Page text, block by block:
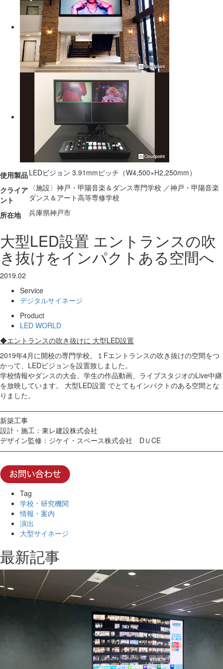
使用製品LEDビジョン 3.91mmピッチ（W4,500×H2,250mm）
クライア
ント
〈施設〉神戸・甲陽音楽＆ダンス専門学校 ／神戸・甲陽音楽
ダンス＆アート高等専修学校
所在地
兵庫県神戸市
大型LED設置 エントランスの吹
き抜けをインパクトある空間へ
2019.02
Service
デジタルサイネージ
Product
LED WORLD
◆エントランスの吹き抜けに 大型LED設置
2019年4月に開校の専門学校。１Fエントランスの吹き抜けの空間をつ
かって、LEDビジョンを設置致しました。
学校情報やダンスの大会、学生の作品動画、ライブスタジオのLive中継
を放映しています。 大型LED設置 でとてもインパクトのある空間とな
りました。
新築工事
設計・施工：東レ建設株式会社
デザイン監修：ジケイ・スペース株式会社 DＵCE
Tag
学校・研究機関
情報・案内
演出
大型サイネージ
最新記事